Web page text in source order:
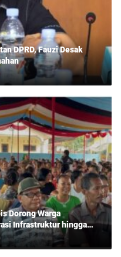
DPRD, Fauzi Desak
Dorong Warga
Infrastruktur hingga
Medan Amplas